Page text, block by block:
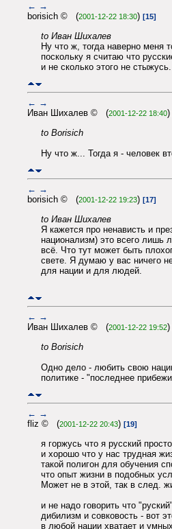
← →
borisich © (2001-12-22 18:30) [15]
to Иван Шихалев
Ну что ж, тогда наверно меня
поскольку я считаю что
и не сколько этого не стыжусь.
← →
Иван Шихалев © (2001-12-22 18:40)
to Borisich
Ну что ж... Тогда я - человек
← →
borisich © (2001-12-22 19:23) [17]
to Иван Шихалев
Я кажется про ненависть и
национализм) это всего лишь
всё. Что тут может быть
свете. Я думаю у вас ничего
для нации и для людей.
← →
Иван Шихалев © (2001-12-22 19:52)
to Borisich
Одно дело - любить свою
политике - "последнее
← →
fliz © (2001-12-22 20:43) [19]
я горжусь что я русский
и хорошо что у нас трудная
такой полигон для обучения
что опыт жизни в подобных
Может не в этой, так в след.
и не надо говорить что
дибилизм и совковость - вот
в любой нации хватает и